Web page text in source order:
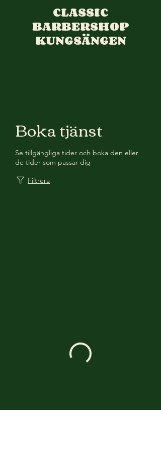
CLASSIC
BARBERSHOP
KUNGSÄNGEN
Boka tjänst
Se tillgängliga tider och boka den eller
de tider som passar dig
Filtrera